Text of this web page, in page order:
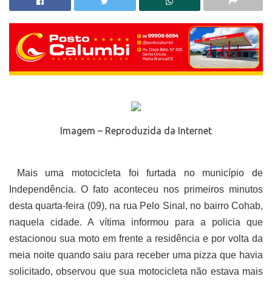
Imagem – Reproduzida da Internet
Mais uma motocicleta foi furtada no município de
Independência. O fato aconteceu nos primeiros minutos
desta quarta-feira (09), na rua Pelo Sinal, no bairro Cohab,
naquela cidade. A vítima informou para a policia que
estacionou sua moto em frente a residência e por volta da
meia noite quando saiu para receber uma pizza que havia
solicitado, observou que sua motocicleta não estava mais